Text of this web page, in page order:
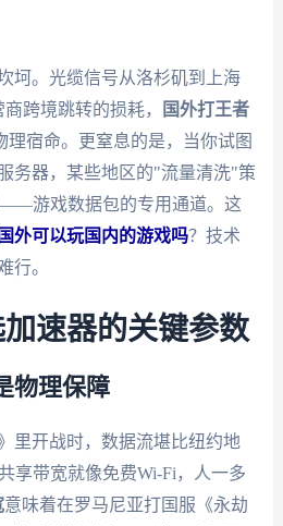
坷。光缆信号从洛杉矶到上海
跨境跳转的损耗，
国外打王者
理宿命。更窒息的是，当你试图
务器，某些地区的"流量清洗"策
游戏数据包的专用通道。这
国外可以玩国内的游戏吗？技术
行。
速器的关键参数
物理保障
里开战时，数据流堪比纽约地
享带宽就像免费Wi-Fi，人一多
意味着在罗马尼亚打国服《永劫